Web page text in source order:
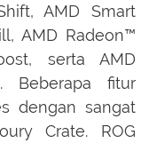
AMD Smart
AMD Radeon™
serta AMD
Beberapa fitur
dengan sangat
Crate. ROG